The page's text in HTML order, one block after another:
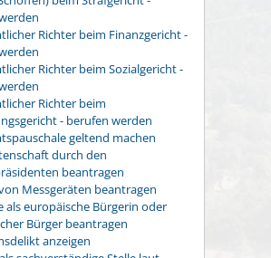
Richter beim Finanzgericht -
Richter beim Sozialgericht -
Richter beim
- berufen werden
geltend machen
durch den
beantragen
Messgeräten beantragen
als europäische Bürgerin oder
Bürger beantragen
anzeigen